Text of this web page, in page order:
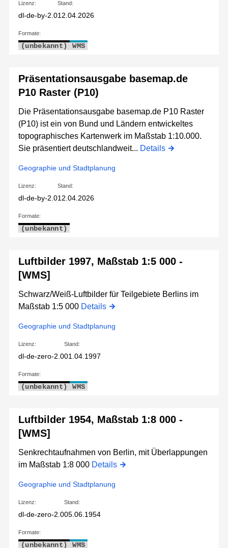
Lizenz:
dl-de-by-2.0
Stand:
12.04.2026
Formate:
(unbekannt) WMS
Präsentationsausgabe basemap.de
P10 Raster (P10)
Die Präsentationsausgabe basemap.de P10 Raster
(P10) ist ein von Bund und Ländern entwickeltes
topographisches Kartenwerk im Maßstab 1:10.000.
Sie präsentiert deutschlandweit... Details
Geographie und Stadtplanung
Lizenz:
dl-de-by-2.0
Stand:
12.04.2026
Formate:
(unbekannt)
Luftbilder 1997, Maßstab 1:5 000 -
[WMS]
Schwarz/Weiß-Luftbilder für Teilgebiete Berlins im
Maßstab 1:5 000 Details
Geographie und Stadtplanung
Lizenz:
dl-de-zero-2.0
Stand:
01.04.1997
Formate:
(unbekannt) WMS
Luftbilder 1954, Maßstab 1:8 000 -
[WMS]
Senkrechtaufnahmen von Berlin, mit Überlappungen
im Maßstab 1:8 000 Details
Geographie und Stadtplanung
Lizenz:
dl-de-zero-2.0
Stand:
05.06.1954
Formate:
(unbekannt) WMS